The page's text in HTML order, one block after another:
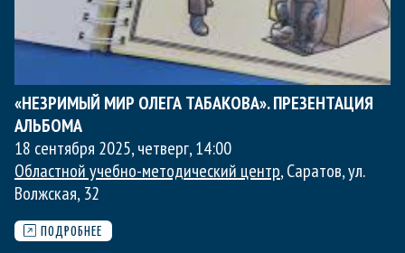
«НЕЗРИМЫЙ МИР ОЛЕГА ТАБАКОВА». ПРЕЗЕНТАЦИЯ
АЛЬБОМА
18 сентября 2025, четверг,14:00
Областной учебно-методический центр, Саратов, ул.
Волжская, 32
ПОДРОБНЕЕ